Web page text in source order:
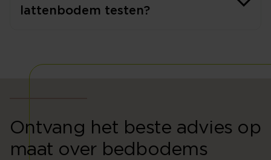
lattenbodem testen?
Ontvang het beste advies op
maat over bedbodems